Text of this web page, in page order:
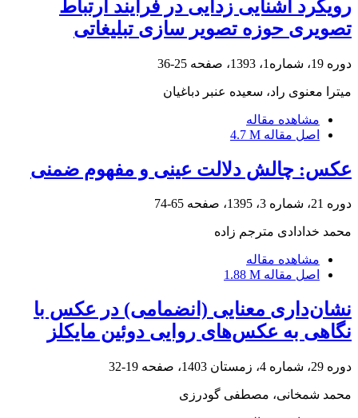
رویکرد آشنایی زدایی در فرآیند ارتباط
تصویری حوزه تصویر سازی تبلیغاتی
دوره 19، شماره1، 1393، صفحه 25-36
میترا معنوی راد، سعیده عنبر دباغیان
مشاهده مقاله
اصل مقاله 4.7 M
عکس: چالش دلالت عینی و مفهوم ضمنی
دوره 21، شماره 3، 1395، صفحه 65-74
محمد خدادادی مترجم زاده
مشاهده مقاله
اصل مقاله 1.88 M
نشان‌داری معنایی (انضمامی) در عکس با
نگاهی به عکس‌های روایی دوئین مایکلز
دوره 29، شماره 4، زمستان 1403، صفحه 19-32
محمد شمخانی، مصطفی گودرزی